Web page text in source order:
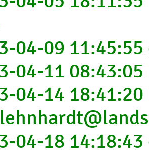
04-09
04-11
04-14 18:41:20
04-18